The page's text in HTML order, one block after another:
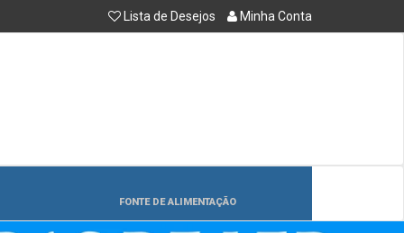
Lista de Desejos Minha Conta
FONTE DE ALIMENTAÇÃO